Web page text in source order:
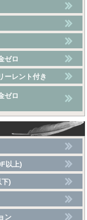
ゼロ
ーレント付き
ゼロ
以上)
)
ン